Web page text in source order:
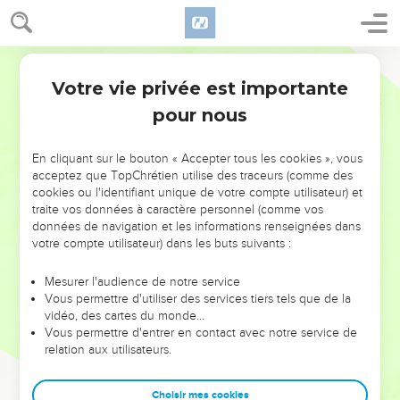
NE MANQUEZ PAS L’ÉVÉNEMENT
DE L’ANNÉE !
ET SI LEURS ERREURS POUVAIENT VOUS ÉVITER LES
VOTRES ?
leur foi ou leur vision. Mais on voit moins les doutes, les erreurs
et les saisons difficiles qu'ils ont traversés, alors même que ce
sont elles qui les ont façonnés.
Dans cette conférence, leaders, entrepreneurs, et responsables
clés pour avancer avec plus de sagesse afin que leurs erreurs
Votre vie privée est importante
pour nous
En cliquant sur le bouton « Accepter tous les cookies », vous
acceptez que TopChrétien utilise des traceurs (comme des
cookies ou l'identifiant unique de votre compte utilisateur) et
traite vos données à caractère personnel (comme vos
données de navigation et les informations renseignées dans
votre compte utilisateur) dans les buts suivants :
Mesurer l'audience de notre service
Vous permettre d'utiliser des services tiers tels que de la
vidéo, des cartes du monde…
Vous permettre d'entrer en contact avec notre service de
relation aux utilisateurs.
Choisir mes cookies